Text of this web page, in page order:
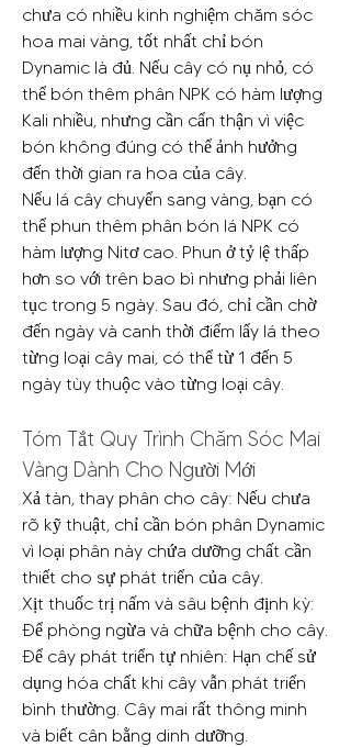
chưa có nhiều kinh nghiệm chăm sóc
hoa mai vàng, tốt nhất chỉ bón
Dynamic là đủ. Nếu cây có nụ nhỏ, có
thể bón thêm phân NPK có hàm lượng
Kali nhiều, nhưng cần cẩn thận vì việc
bón không đúng có thể ảnh hưởng
đến thời gian ra hoa của cây.
Nếu lá cây chuyển sang vàng, bạn có
thể phun thêm phân bón lá NPK có
hàm lượng Nitơ cao. Phun ở tỷ lệ thấp
hơn so với trên bao bì nhưng phải liên
tục trong 5 ngày. Sau đó, chỉ cần chờ
đến ngày và canh thời điểm lẩy lá theo
từng loại cây mai, có thể từ 1 đến 5
ngày tùy thuộc vào từng loại cây.
Tóm Tắt Quy Trình Chăm Sóc Mai
Vàng Dành Cho Người Mới
Xả tàn, thay phân cho cây: Nếu chưa
rõ kỹ thuật, chỉ cần bón phân Dynamic
vì loại phân này chứa dưỡng chất cần
thiết cho sự phát triển của cây.
Xịt thuốc trị nấm và sâu bệnh định kỳ:
Để phòng ngừa và chữa bệnh cho cây.
Để cây phát triển tự nhiên: Hạn chế sử
dụng hóa chất khi cây vẫn phát triển
bình thường. Cây mai rất thông minh
và biết cân bằng dinh dưỡng.